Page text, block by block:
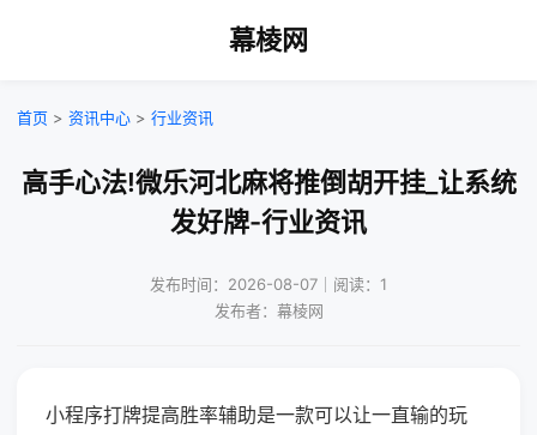
幕棱网
首页 > 资讯中心 > 行业资讯
高手心法!微乐河北麻将推倒胡开挂_让系统
发好牌-行业资讯
发布时间：2026-08-07｜阅读：1
发布者：幕棱网
小程序打牌提高胜率辅助是一款可以让一直输的玩